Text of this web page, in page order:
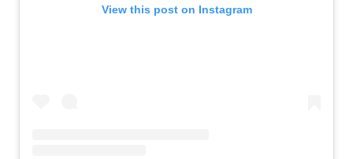
View this post on Instagram